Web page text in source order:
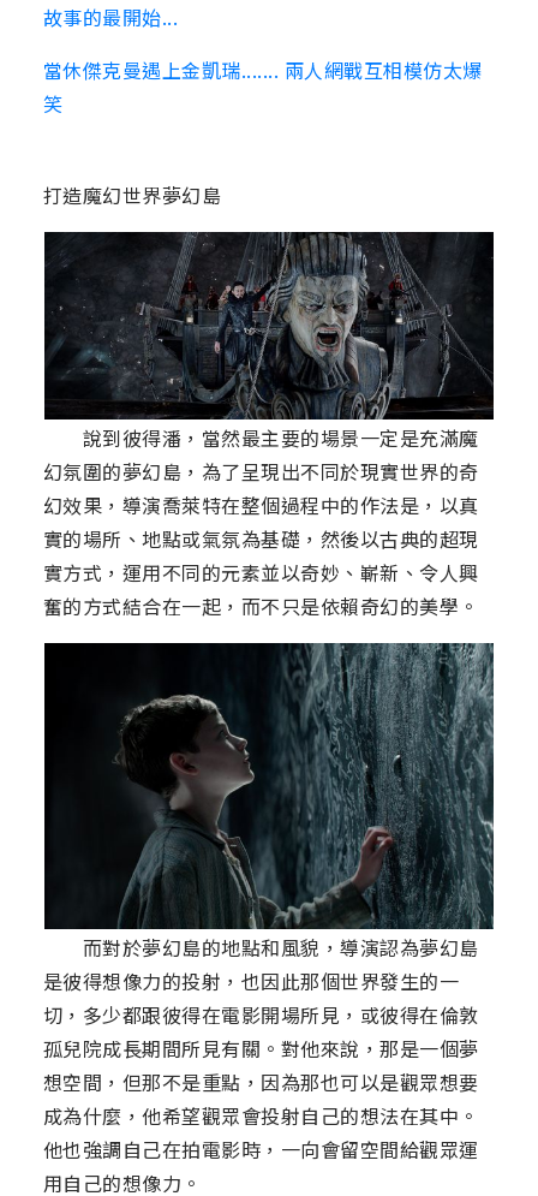
故事的最開始...
當休傑克曼遇上金凱瑞....... 兩人網戰互相模仿太爆
笑
打造魔幻世界夢幻島
說到彼得潘，當然最主要的場景一定是充滿魔
幻氛圍的夢幻島，為了呈現出不同於現實世界的奇
幻效果，導演喬萊特在整個過程中的作法是，以真
實的場所、地點或氣氛為基礎，然後以古典的超現
實方式，運用不同的元素並以奇妙、嶄新、令人興
奮的方式結合在一起，而不只是依賴奇幻的美學。
而對於夢幻島的地點和風貌，導演認為夢幻島
是彼得想像力的投射，也因此那個世界發生的一
切，多少都跟彼得在電影開場所見，或彼得在倫敦
孤兒院成長期間所見有關。對他來說，那是一個夢
想空間，但那不是重點，因為那也可以是觀眾想要
成為什麼，他希望觀眾會投射自己的想法在其中。
他也強調自己在拍電影時，一向會留空間給觀眾運
用自己的想像力。